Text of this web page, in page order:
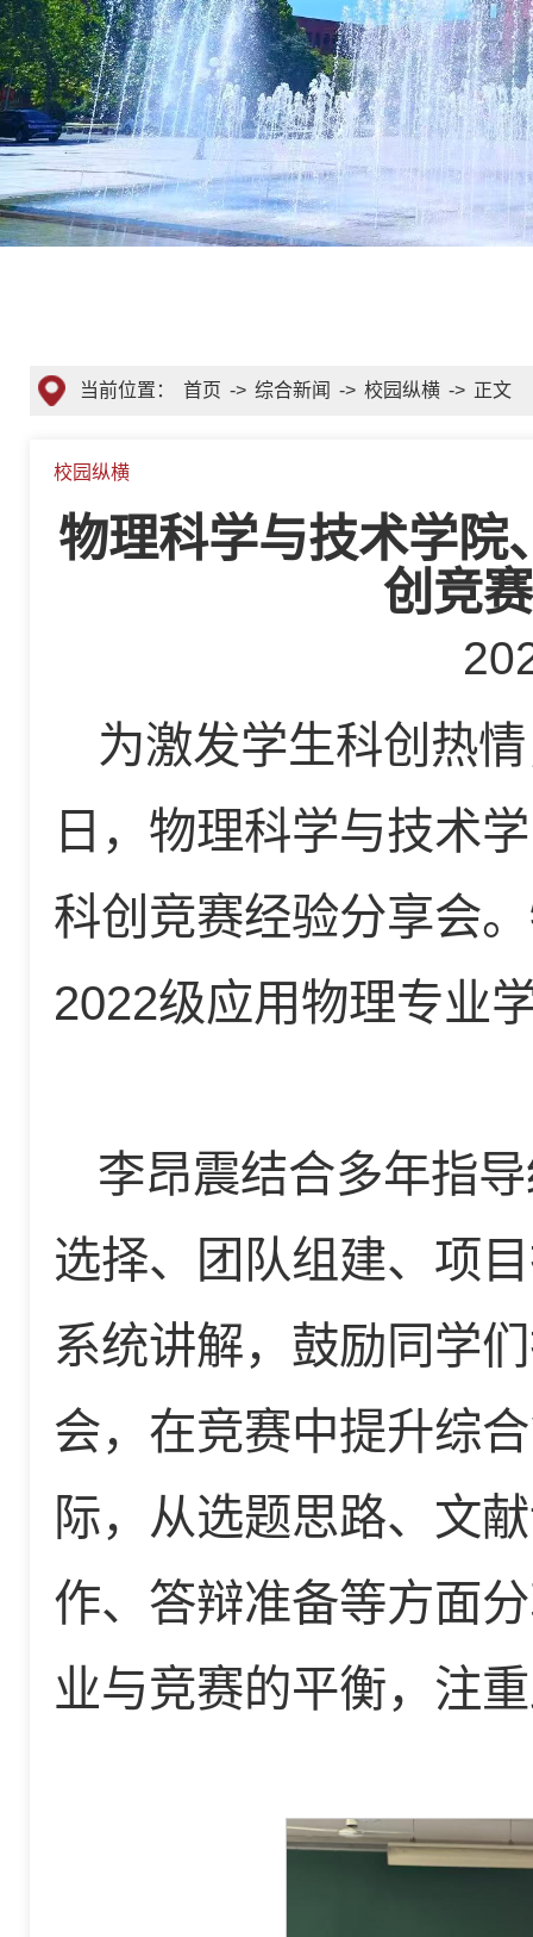
当前位置： 首页 -> 综合新闻 -> 校园纵横 -> 正文
校园纵横
物理科学与技术学院
创竞
为激发学生科创热
日，物理科学与技术
科创竞赛经验分享会
2022级应用物理专业
李昂震结合多年指
选择、团队组建、项
系统讲解，鼓励同学
会，在竞赛中提升综
际，从选题思路、文
作、答辩准备等方面
业与竞赛的平衡，注